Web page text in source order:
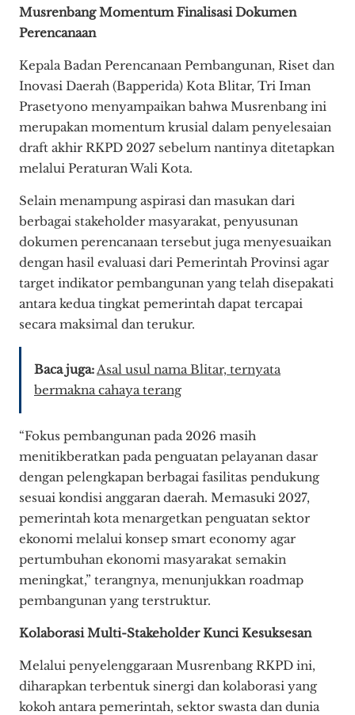
Musrenbang Momentum Finalisasi Dokumen
Perencanaan
Kepala Badan Perencanaan Pembangunan, Riset dan
Inovasi Daerah (Bapperida) Kota Blitar, Tri Iman
Prasetyono menyampaikan bahwa Musrenbang ini
merupakan momentum krusial dalam penyelesaian
draft akhir RKPD 2027 sebelum nantinya ditetapkan
melalui Peraturan Wali Kota.
Selain menampung aspirasi dan masukan dari
berbagai stakeholder masyarakat, penyusunan
dokumen perencanaan tersebut juga menyesuaikan
dengan hasil evaluasi dari Pemerintah Provinsi agar
target indikator pembangunan yang telah disepakati
antara kedua tingkat pemerintah dapat tercapai
secara maksimal dan terukur.
Baca juga:Asal usul nama Blitar, ternyata
bermakna cahaya terang
“Fokus pembangunan pada 2026 masih
menitikberatkan pada penguatan pelayanan dasar
dengan pelengkapan berbagai fasilitas pendukung
sesuai kondisi anggaran daerah. Memasuki 2027,
pemerintah kota menargetkan penguatan sektor
ekonomi melalui konsep smart economy agar
pertumbuhan ekonomi masyarakat semakin
meningkat,” terangnya, menunjukkan roadmap
pembangunan yang terstruktur.
Kolaborasi Multi-Stakeholder Kunci Kesuksesan
Melalui penyelenggaraan Musrenbang RKPD ini,
diharapkan terbentuk sinergi dan kolaborasi yang
kokoh antara pemerintah, sektor swasta dan dunia